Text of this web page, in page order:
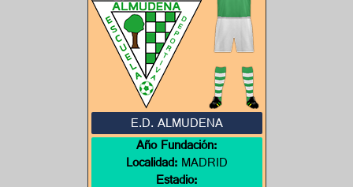
E.D. ALMUDENA
Año Fundación:
Localidad:MADRID
Estadio: